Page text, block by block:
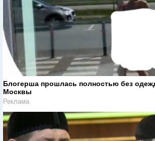
Блогерша прошлась полностью без
Москвы
Реклама